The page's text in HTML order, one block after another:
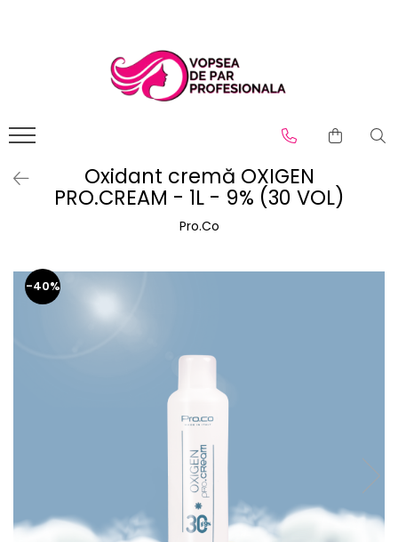
SHOT
Oxidant cremă OXIGEN
PRO.CREAM - 1L - 9% (30 VOL)
Pro.Co
-40%